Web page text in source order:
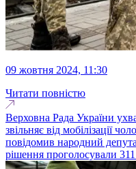
09 жовтня 2024, 11:30
Читати повністю
Верховна Рада України
звільняє від мобілізації
повідомив народний
рішення проголосували 311